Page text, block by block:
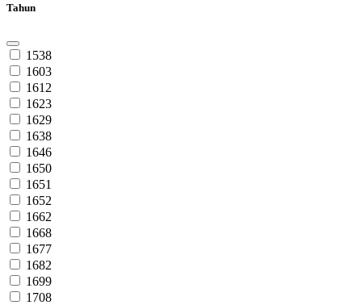
Tahun
1538
1603
1612
1623
1629
1638
1646
1650
1651
1652
1662
1668
1677
1682
1699
1708